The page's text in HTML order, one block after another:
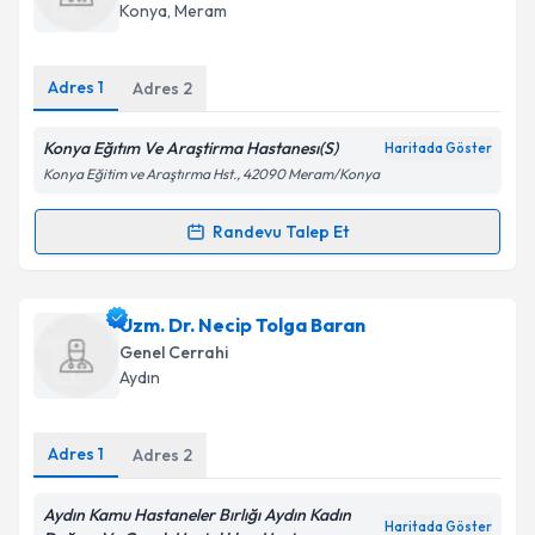
Kişisel verilerimin işlenmesine ilişkin
kapsamda işlenmesini kabul ediyorum.
Konya, Meram
Adres 1 Adres 2
Konya Eğıtım Ve Araştirma Hastanesı(S) Haritada Göster
Konya Eğitim ve Araştırma Hst., 42090 Meram/Konya
Randevu Talep Et
Randevu Takvimi Talebi
Dr. Barış Sevınçiçin randevu takvimi talebi oluşturun.
Size bu uzmandan randevu almanız için bir takvim
hazırlandığında e-posta ile bilgilendireceğiz.
Uzm. Dr. Necip Tolga Baran
Genel Cerrahi
Aydın
Adres 1 Adres 2
Aydın Kamu Hastaneler Bırlığı Aydın Kadın
Haritada Göster